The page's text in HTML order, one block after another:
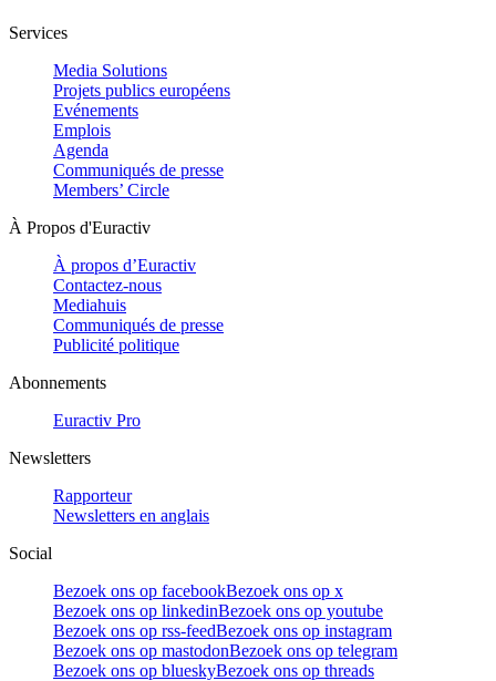
Services
Media Solutions
Projets publics européens
Evénements
Emplois
Agenda
Communiqués de presse
Members’ Circle
À Propos d'Euractiv
À propos d’Euractiv
Contactez-nous
Mediahuis
Communiqués de presse
Publicité politique
Abonnements
Euractiv Pro
Newsletters
Rapporteur
Newsletters en anglais
Social
Bezoek ons op facebookBezoek ons op x
Bezoek ons op linkedinBezoek ons op youtube
Bezoek ons op rss-feedBezoek ons op instagram
Bezoek ons op mastodonBezoek ons op telegram
Bezoek ons op blueskyBezoek ons op threads